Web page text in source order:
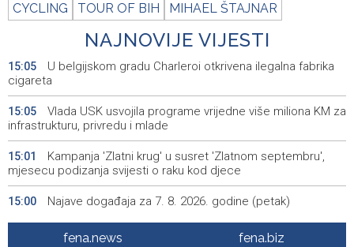
CYCLING TOUR OF BIH MIHAEL ŠTAJNAR
NAJNOVIJE VIJESTI
15:05
U belgijskom gradu Charleroi otkrivena ilegalna fabrika
cigareta
15:05
Vlada USK usvojila programe vrijedne više miliona KM za
infrastrukturu, privredu i mlade
15:01
Kampanja 'Zlatni krug' u susret 'Zlatnom septembru',
mjesecu podizanja svijesti o raku kod djece
15:00 Najave događaja za 7. 8. 2026. godine (petak)
Većina Amerikanaca protivi se ratu na Bliskom istoku
fena.news fena.biz